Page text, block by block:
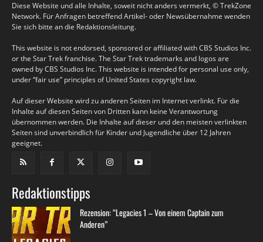
Diese Website und alle Inhalte, soweit nicht anders vermerkt, © TrekZone
Network. Für Anfragen betreffend Artikel- oder Newsübernahme wenden
Sie sich bitte an die Redaktionsleitung.
This website is not endorsed, sponsored or affiliated with CBS Studios Inc.
or the Star Trek franchise. The Star Trek trademarks and logos are
owned by CBS Studios Inc. This website is intended for personal use only,
under “fair use” principles of United States copyright law.
Auf dieser Website wird zu anderen Seiten im Internet verlinkt. Für die
Inhalte auf diesen Seiten von Dritten kann keine Verantwortung
übernommen werden. Die Inhalte auf dieser und den meisten verlinkten
Seiten sind unverbindlich für Kinder und Jugendliche über 12 Jahren
geeignet.
Redaktionstipps
Rezension: “Legacies 1 – Von einem Captain zum
Anderen”